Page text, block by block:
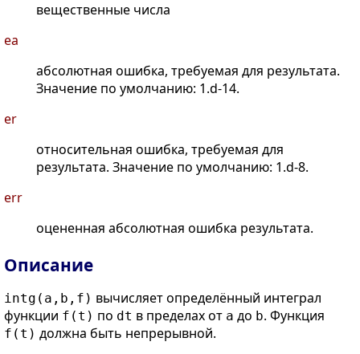
вещественные числа
ea
абсолютная ошибка, требуемая для результата.
Значение по умолчанию: 1.d-14.
er
относительная ошибка, требуемая для
результата. Значение по умолчанию: 1.d-8.
err
оцененная абсолютная ошибка результата.
Описание
intg(a,b,f) вычисляет определённый интеграл
функции f(t) по dt в пределах от a до b. Функция
f(t) должна быть непрерывной.